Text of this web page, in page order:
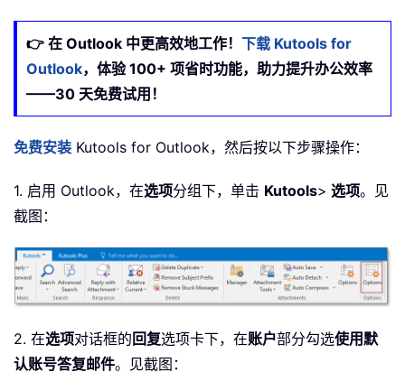
👉 在 Outlook 中更高效地工作！ 下载 Kutools for
Outlook，体验 100+ 项省时功能，助力提升办公效率
——30 天免费试用！
免费安装 Kutools for Outlook，然后按以下步骤操作：
1. 启用 Outlook，在选项分组下，单击 Kutools> 选项。见
截图：
2. 在选项对话框的 回复选项卡下，在账户部分勾选使用默
认账号答复邮件。见截图：